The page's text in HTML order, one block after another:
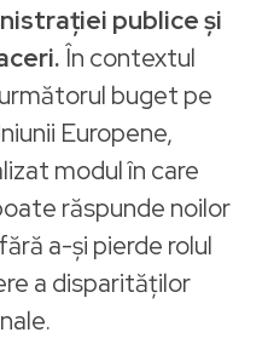
publice și
În contextul
buget pe
Europene,
modul în care
răspunde noilor
a-și pierde rolul
a disparităților